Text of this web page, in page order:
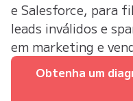
e Salesforce, para
leads inválidos e
em marketing e
Obtenha um